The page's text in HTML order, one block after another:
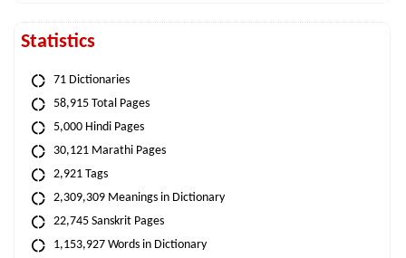
Statistics
71 Dictionaries
58,915 Total Pages
5,000 Hindi Pages
30,121 Marathi Pages
2,921 Tags
2,309,309 Meanings in Dictionary
22,745 Sanskrit Pages
1,153,927 Words in Dictionary